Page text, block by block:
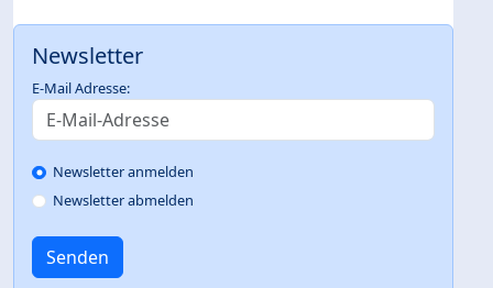
Newsletter
E-Mail Adresse:
Newsletter anmelden
Newsletter abmelden
Senden